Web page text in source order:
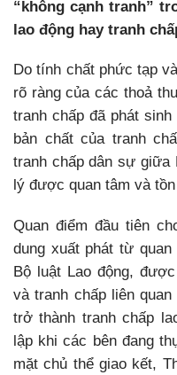
“không cạnh tranh”
lao động hay tranh
Do tính chất phức tạp
rõ ràng của các thoả
tranh chấp đã phát
bản chất của tranh
tranh chấp dân sự giữa
lý được quan tâm và
Quan điểm đầu tiên
dung xuất phát từ
Bộ luật Lao động,
và tranh chấp liên
trở thành tranh chấp
lập khi các bên đang
mặt chủ thể giao kết,